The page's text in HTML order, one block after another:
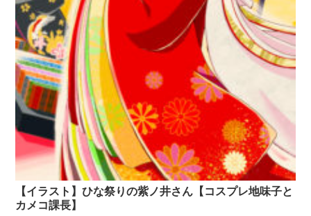
【イラスト】ひな祭りの紫ノ井さん【コスプレ地味子と
カメコ課長】